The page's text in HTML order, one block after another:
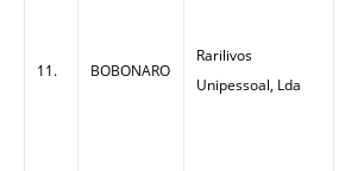
11. BOBONARO
Rarilivos
Unipessoal, Lda